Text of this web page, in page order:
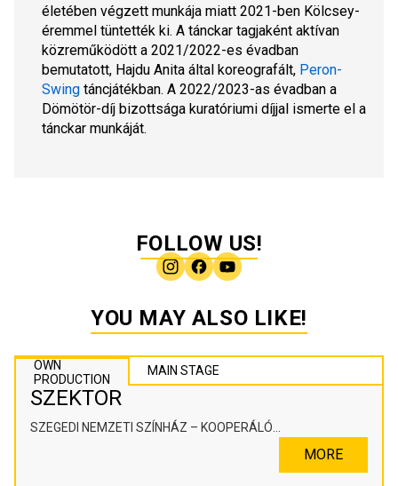
életében végzett munkája miatt 2021-ben Kölcsey-
éremmel tüntették ki. A tánckar tagjaként aktívan
közreműködött a 2021/2022-es évadban
bemutatott, Hajdu Anita által koreografált, Peron-
Swing táncjátékban. A 2022/2023-as évadban a
Dömötör-díj bizottsága kuratóriumi díjjal ismerte el a
tánckar munkáját.
FOLLOW US!
YOU MAY ALSO LIKE!
OWN
PRODUCTION
MAIN STAGE
SZEKTOR
SZEGEDI NEMZETI SZÍNHÁZ – KOOPERÁLÓ
MORE